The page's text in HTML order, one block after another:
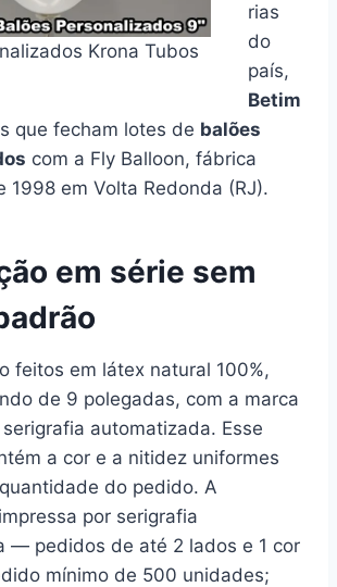
Krona Tubos
rias
do
país,
Betim
que fecham lotes de balões
com a Fly Balloon, fábrica
1998 em Volta Redonda (RJ).
em série sem
feitos em látex natural 100%,
de 9 polegadas, com a marca
automatizada. Esse
a cor e a nitidez uniformes
do pedido. A
por serigrafia
— pedidos de até 2 lados e 1 cor
mínimo de 500 unidades;